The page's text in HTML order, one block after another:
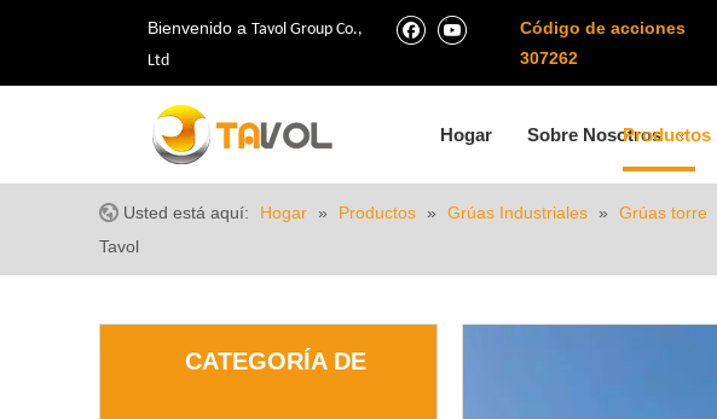
Bienvenido a Tavol Group Co.,
Ltd
Código de acciones
307262
Hogar Sobre NosotrosProductos
Usted está aquí: Hogar » Productos » Grúas Industriales » Grúas torre
Tavol
CATEGORÍA DE